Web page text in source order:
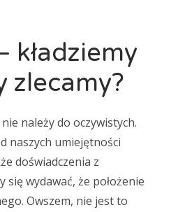
kładziemy
zlecamy?
należy do oczywistych.
naszych umiejętności
doświadczenia z
się wydawać, że położenie
Owszem, nie jest to